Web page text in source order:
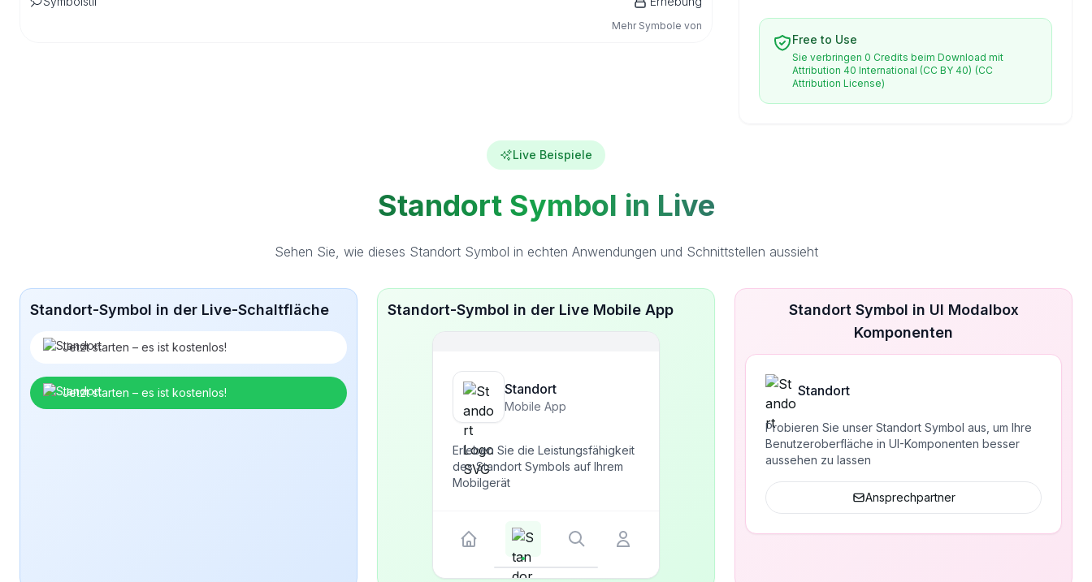
Mehr Symbole von
Free to Use
Sie verbringen 0 Credits beim Download mit
Attribution 40 International (CC BY 40) (CC
Attribution License)
Live Beispiele
Standort Symbol in Live
Sehen Sie, wie dieses Standort Symbol in echten Anwendungen und Schnittstellen aussieht
Standort-Symbol in der Live-Schaltfläche
Jetzt starten – es ist kostenlos!
Jetzt starten – es ist kostenlos!
Standort-Symbol in der Live Mobile App
Standort
Mobile App
Erleben Sie die Leistungsfähigkeit
des Standort Symbols auf Ihrem
Mobilgerät
Standort Symbol in UI Modalbox
Komponenten
Standort
Probieren Sie unser Standort Symbol aus, um Ihre
Benutzeroberfläche in UI-Komponenten besser
aussehen zu lassen
Ansprechpartner